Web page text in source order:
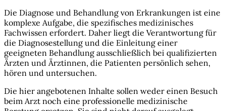
Die Diagnose und Behandlung von Erkrankungen ist eine
komplexe Aufgabe, die spezifisches medizinisches
Fachwissen erfordert. Daher liegt die Verantwortung für
die Diagnosestellung und die Einleitung einer
geeigneten Behandlung ausschließlich bei qualifizierten
Ärzten und Ärztinnen, die Patienten persönlich sehen,
hören und untersuchen.
Die hier angebotenen Inhalte sollen weder einen Besuch
beim Arzt noch eine professionelle medizinische